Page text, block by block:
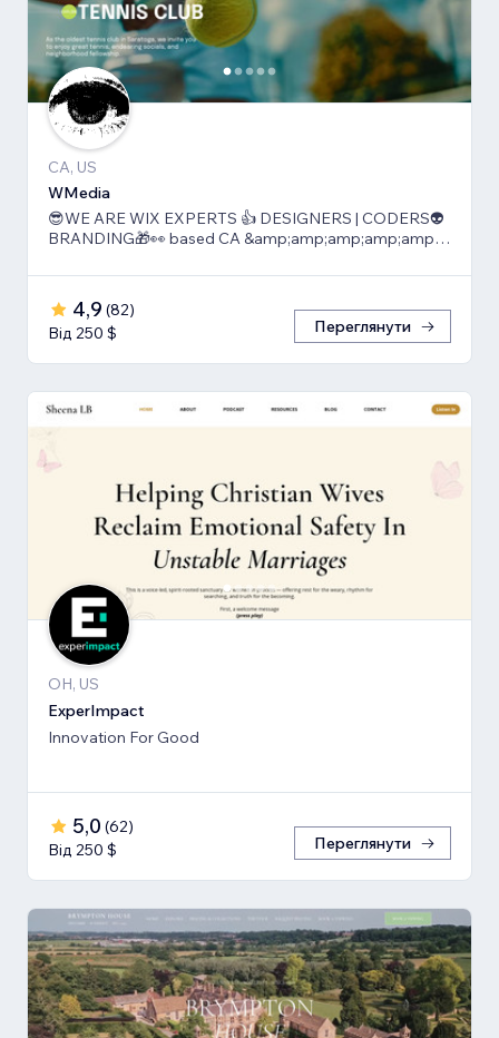
CA, US
WMedia
😎WE ARE WIX EXPERTS 👍 DESIGNERS | CODERS👽
BRANDING🎁👀 based CA &amp;amp;amp;amp;amp;
4,9 (82)
Від 250 $
Переглянути
OH, US
ExperImpact
Innovation For Good
5,0 (62)
Від 250 $
Переглянути